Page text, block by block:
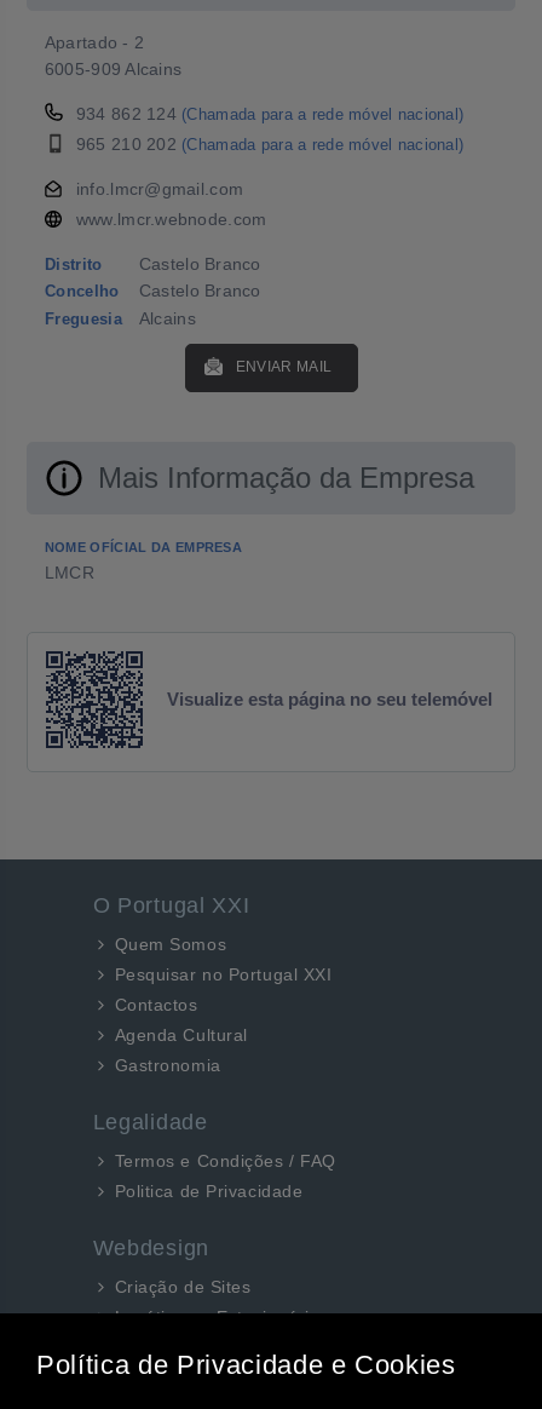
Apartado - 2
6005-909 Alcains
934 862 124 (Chamada para a rede móvel nacional)
965 210 202 (Chamada para a rede móvel nacional)
info.lmcr@gmail.com
www.lmcr.webnode.com
Distrito Castelo Branco
Concelho Castelo Branco
Freguesia Alcains
ENVIAR MAIL
Mais Informação da Empresa
NOME OFÍCIAL DA EMPRESA
LMCR
Visualize esta página no seu telemóvel
O Portugal XXI
Quem Somos
Pesquisar no Portugal XXI
Contactos
Agenda Cultural
Gastronomia
Legalidade
Termos e Condições / FAQ
Politica de Privacidade
Webdesign
Criação de Sites
Logótipos e Estacionários